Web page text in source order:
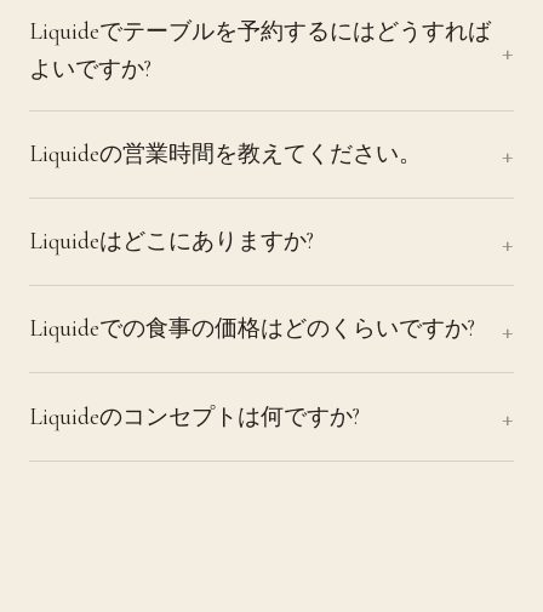
Liquideでテーブルを予約するにはどうすれば
よいですか?
Liquideの営業時間を教えてください。
Liquideはどこにありますか?
Liquideでの食事の価格はどのくらいですか?
Liquideのコンセプトは何ですか?